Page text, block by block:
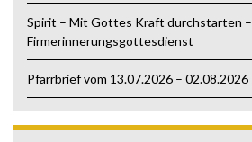
Spirit – Mit Gottes Kraft durchstarten –
Firmerinnerungsgottesdienst
Pfarrbrief vom 13.07.2026 – 02.08.2026